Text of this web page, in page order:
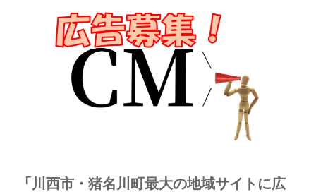
「川西市・猪名川町最大の地域サイトに広